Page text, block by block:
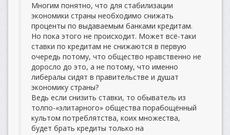
Многим понятно, что для стабилизации
экономики страны необходимо снижать
проценты по выдаваемым банками кредитам.
Но пока этого не происходит. Может всё-таки
ставки по кредитам не снижаются в первую
очередь потому, что общество нравственно не
доросло до это, а не потому, что именно
либералы сидят в правительстве и душат
экономику страны?
Ведь если снизить ставки, то обыватель из
толпо-«элитарного» общества порабощённый
культом потреблятства, коих множества,
будет брать кредиты только на